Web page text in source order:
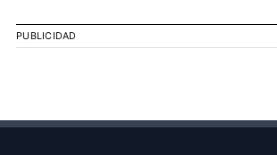
PUBLICIDAD